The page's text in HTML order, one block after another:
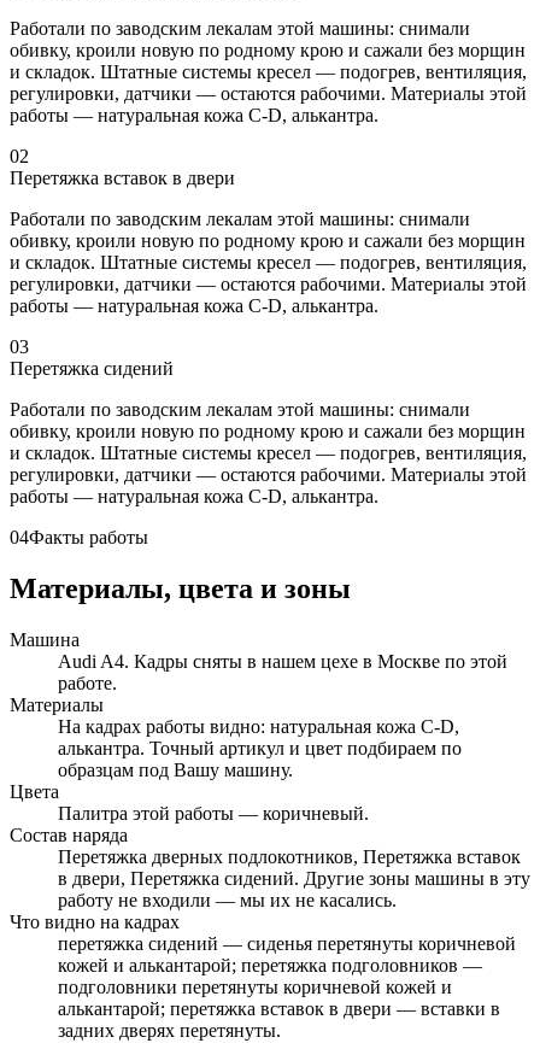
Работали по заводским лекалам этой машины: снимали
обивку, кроили новую по родному крою и сажали без морщин
и складок. Штатные системы кресел — подогрев, вентиляция,
регулировки, датчики — остаются рабочими. Материалы этой
работы — натуральная кожа C-D, алькантра.
02
Перетяжка вставок в двери
Работали по заводским лекалам этой машины: снимали
обивку, кроили новую по родному крою и сажали без морщин
и складок. Штатные системы кресел — подогрев, вентиляция,
регулировки, датчики — остаются рабочими. Материалы этой
работы — натуральная кожа C-D, алькантра.
03
Перетяжка сидений
Работали по заводским лекалам этой машины: снимали
обивку, кроили новую по родному крою и сажали без морщин
и складок. Штатные системы кресел — подогрев, вентиляция,
регулировки, датчики — остаются рабочими. Материалы этой
работы — натуральная кожа C-D, алькантра.
04Факты работы
Материалы, цвета и зоны
Машина
Audi A4. Кадры сняты в нашем цехе в Москве по этой
работе.
Материалы
На кадрах работы видно: натуральная кожа C-D,
алькантра. Точный артикул и цвет подбираем по
образцам под Вашу машину.
Цвета
Палитра этой работы — коричневый.
Состав наряда
Перетяжка дверных подлокотников, Перетяжка вставок
в двери, Перетяжка сидений. Другие зоны машины в эту
работу не входили — мы их не касались.
Что видно на кадрах
перетяжка сидений — сиденья перетянуты коричневой
кожей и алькантарой; перетяжка подголовников —
подголовники перетянуты коричневой кожей и
алькантарой; перетяжка вставок в двери — вставки в
задних дверях перетянуты.